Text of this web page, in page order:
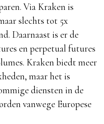
Via Kraken is
slechts tot 5x
Daarnaast is er de
en perpetual futures
Kraken biedt meer
maar het is
diensten in de
vanwege Europese